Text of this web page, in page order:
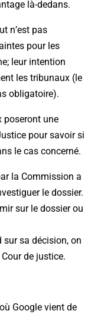
là-dedans.
n’est pas
pour les
leur intention
les tribunaux (le
obligatoire).
poseront une
pour savoir si
le cas concerné.
la Commission a
le dossier.
sur le dossier ou
sur sa décision, on
de justice.
Google vient de